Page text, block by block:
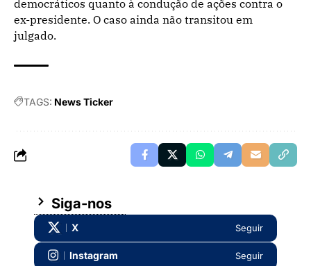
democráticos quanto à condução de ações contra o
ex-presidente. O caso ainda não transitou em
julgado.
TAGS: News Ticker
Siga-nos
X Seguir
Instagram Seguir